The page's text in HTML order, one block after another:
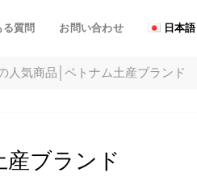
る質問 お問い合わせ 日本語
人気商品│ベトナム土産ブランド
ブランド